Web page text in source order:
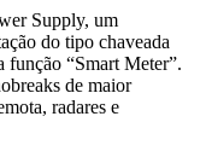
Supply, um
do tipo chaveada
função “Smart Meter”.
de maior
radares e